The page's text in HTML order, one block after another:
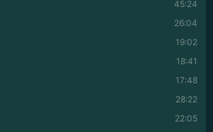
45:24
26:04
19:02
18:41
17:48
28:22
22:05